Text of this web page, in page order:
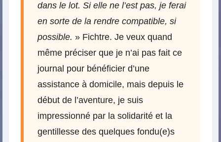
dans le lot. Si elle ne l’est pas, je ferai
en sorte de la rendre compatible, si
possible. » Fichtre. Je veux quand
même préciser que je n’ai pas fait ce
journal pour bénéficier d’une
assistance à domicile, mais depuis le
début de l’aventure, je suis
impressionné par la solidarité et la
gentillesse des quelques fondu(e)s